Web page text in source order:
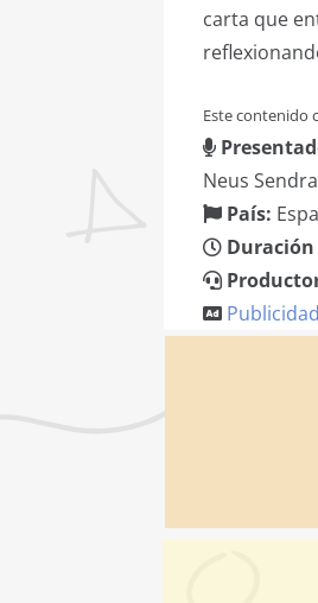
carta que
Este contenido
Neus
País:
Duración